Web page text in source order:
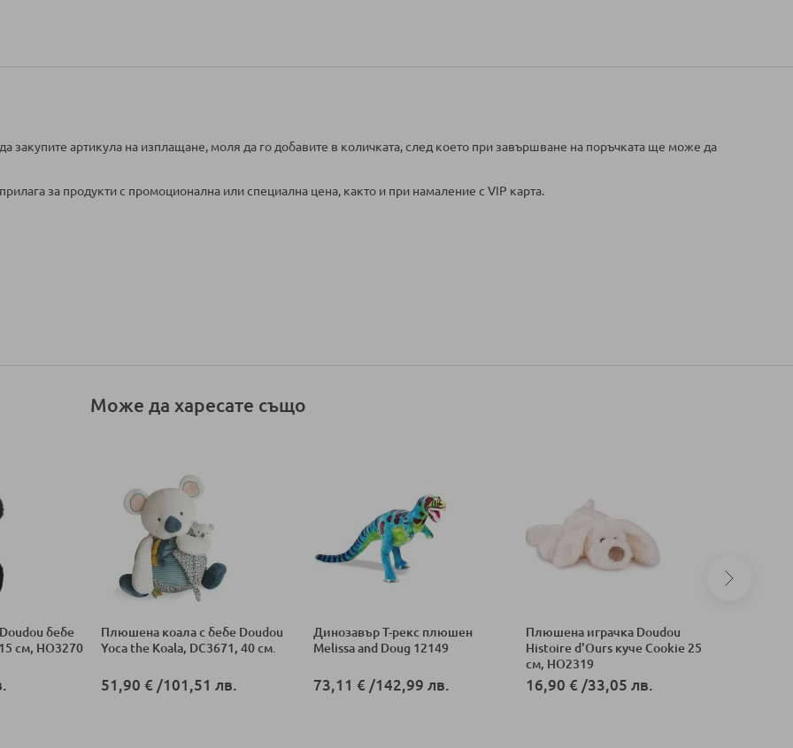
закупите артикула на изплащане, моля да го добавите в количката, след което при завършване на поръчката ще може да
за продукти с промоционална или специална цена, както и при намаление с VIP карта.
Може да харесате също
бебе
см, HO3270
Плюшена коала с бебе Doudou
Yoca the Koala, DC3671, 40 см.
51,90 € /101,51 лв.
Динозавър Т-рекс плюшен
Melissa and Doug 12149
73,11 € /142,99 лв.
Плюшена играчка Doudou
Histoire d'Ours куче Cookie 25
см, HO2319
16,90 € /33,05 лв.